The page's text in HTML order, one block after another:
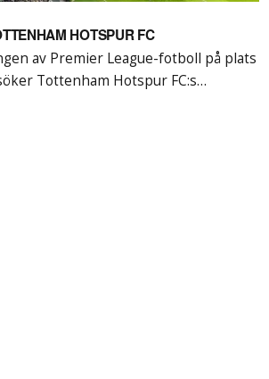
HOTSPUR FC
av Premier League-fotboll på plats
Tottenham Hotspur FC:s…